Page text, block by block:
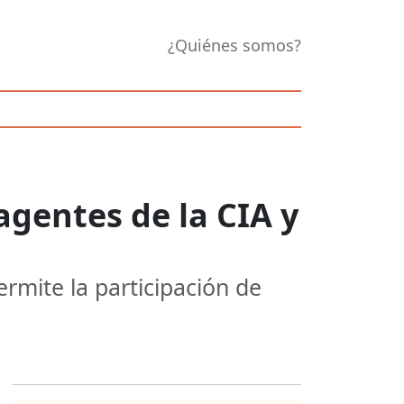
¿Quiénes somos?
de la CIA y
la participación de